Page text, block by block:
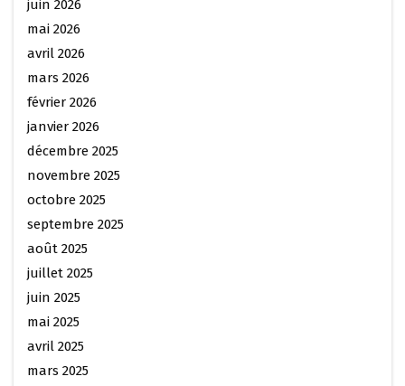
juin 2026
mai 2026
avril 2026
mars 2026
février 2026
janvier 2026
décembre 2025
novembre 2025
octobre 2025
septembre 2025
août 2025
juillet 2025
juin 2025
mai 2025
avril 2025
mars 2025